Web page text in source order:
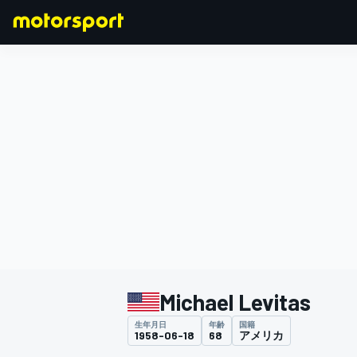
Michael Levitas
生年月日
1958-06-18
年齢
68
国籍
アメリカ